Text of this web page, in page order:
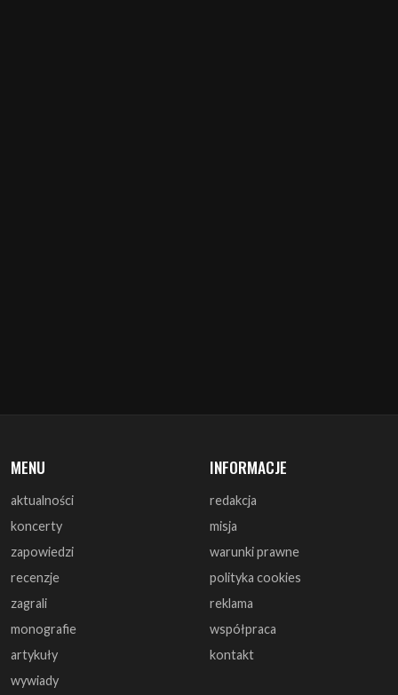
MENU
aktualności
koncerty
zapowiedzi
recenzje
zagrali
monografie
artykuły
wywiady
INFORMACJE
redakcja
misja
warunki prawne
polityka cookies
reklama
współpraca
kontakt